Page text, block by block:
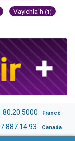
Vayichla'h (1)
France
Canada